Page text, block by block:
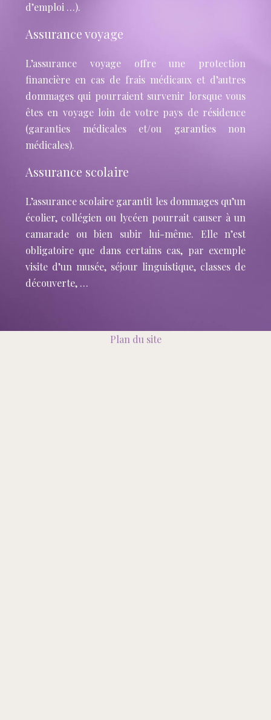
d’emploi …).
Assurance voyage
L’assurance voyage offre une protection
financière en cas de frais médicaux et d’autres
dommages qui pourraient survenir lorsque vous
êtes en voyage loin de votre pays de résidence
(garanties médicales et/ou garanties non
médicales).
Assurance scolaire
L’assurance scolaire garantit les dommages qu’un
écolier, collégien ou lycéen pourrait causer à un
camarade ou bien subir lui-même. Elle n’est
obligatoire que dans certains cas, par exemple
visite d’un musée, séjour linguistique, classes de
découverte, …
Plan du site